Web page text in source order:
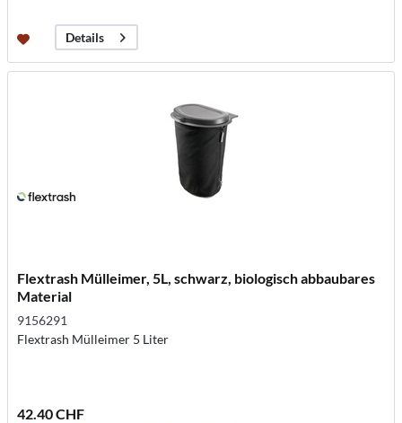
Details
Flextrash Mülleimer, 5L, schwarz, biologisch abbaubares
Material
9156291
Flextrash Mülleimer 5 Liter
42.40 CHF